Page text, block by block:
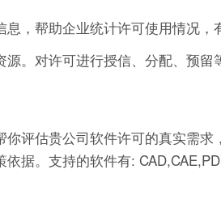
，帮助企业统计许可使用情况，
。对许可进行授信、分配、预
评估贵公司软件许可的真实需
据。支持的软件有: